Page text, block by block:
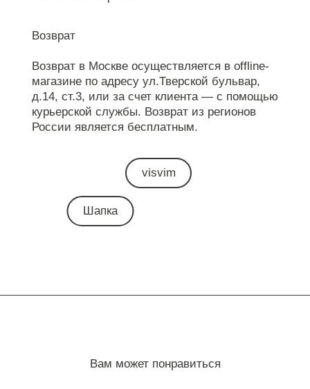
Возврат
Возврат в Москве осуществляется в offline-
магазине по адресу ул.Тверской бульвар,
д.14, ст.3, или за счет клиента — с помощью
курьерской службы. Возврат из регионов
России является бесплатным.
visvim
Шапка
Вам может понравиться